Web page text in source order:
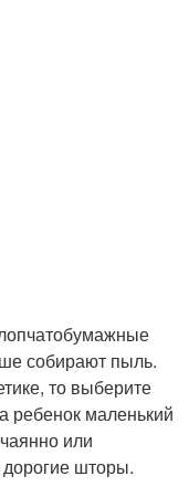
собирают пыль.
то выберите
ребенок маленький
или
шторы.